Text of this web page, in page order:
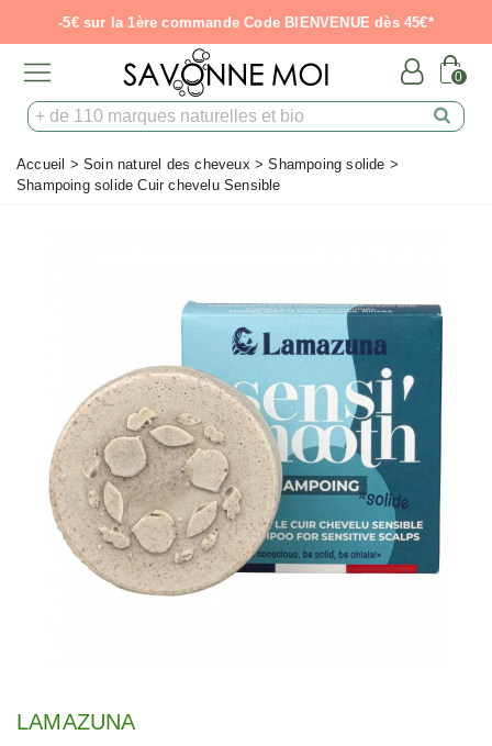
-5€ sur la 1ère commande Code BIENVENUE dès 45€*
0
Accueil > Soin naturel des cheveux > Shampoing solide >
Shampoing solide Cuir chevelu Sensible
LAMAZUNA